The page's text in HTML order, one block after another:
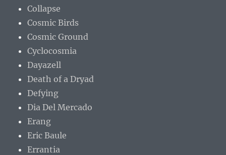
Collapse
Cosmic Birds
Cosmic Ground
Cyclocosmia
Dayazell
Death of a Dryad
Defying
Dia Del Mercado
Erang
Eric Baule
Errantia